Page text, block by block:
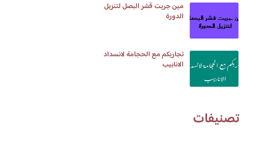
مين جربت قشر البصل لتنزيل
الدورة
تجاربكم مع الحجامة لانسداد
الانابيب
تصنيفات